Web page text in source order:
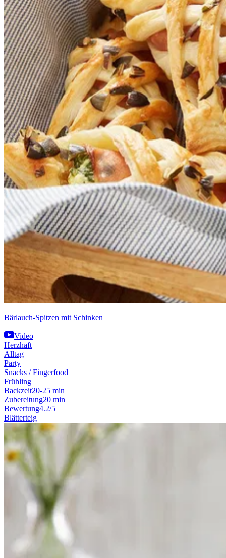
Bärlauch-Spitzen mit Schinken
Video
Herzhaft
Alltag
Party
Snacks / Fingerfood
Frühling
Backzeit20-25 min
Zubereitung20 min
Bewertung4.2/5
Blätterteig